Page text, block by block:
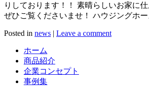
りしております！！ 素晴らしいお家に
ぜひご覧くださいませ！ ハウジングホー
Posted in news | Leave a comment
ホーム
商品紹介
企業コンセプト
事例集